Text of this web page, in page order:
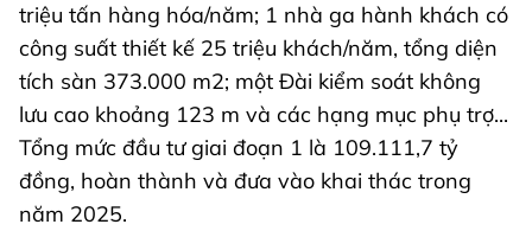
triệu tấn hàng hóa/năm; 1 nhà ga hành khách có
công suất thiết kế 25 triệu khách/năm, tổng diện
tích sàn 373.000 m2; một Đài kiểm soát không
lưu cao khoảng 123 m và các hạng mục phụ trợ...
Tổng mức đầu tư giai đoạn 1 là 109.111,7 tỷ
đồng, hoàn thành và đưa vào khai thác trong
năm 2025.